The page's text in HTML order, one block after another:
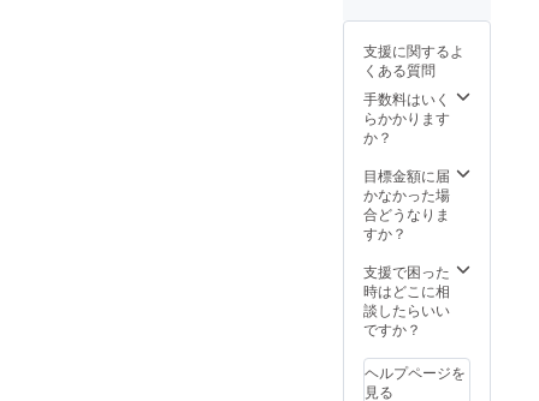
が遅れ
る場合
ます。
※備考欄
ト数の
記入を
お願い
大上限
数まで
の発送
となり
ます。
の月末
です。
のリ
ターン
が含ま
れてい
ます。
使用部
材の供
給状
況、製
造工程
上の都
後、ス
タッフ
連絡差
し上げ
プロ
ジェク
ト終了
内に配
送 配送
料は無
料で
す。 ※
国内配
の読み
聞かせ
・家族
でのお
プレゼ
ントと
して ・
園・幼
稚園へ
の寄贈
🏢絵本
に企業
名記載
株式会
社水野
製菓 🔴
活用方
法 ・お
子様と
タイム
・家族
でのお
プレゼ
ントと
して ・
地域の
保育
園・幼
後、約
2ヶ月以
内に順
次配送
予定。
※国内配
ます。
※お届け
日は
定」月
の月末
です。
※こちら
ターン
衛生
的、子
どもか
ら大人
まで安
心して
食品衛
生協会
HACCP
料】 含
蜜糖(国
内製
造)、黒
砂糖、
力で」
を超え
たメッ
セージ
性も込
🔴ふ菓
子の特
徴 黒糖
用した
日本一
の出荷
量を誇
子。 個
包装で
本は付
ん。 🔴
ふ菓子
の特徴
黒糖を
たっぷ
した日
本一の
出荷量
を誇る
子。 個
包装で
衛生
的、子
ら大人
まで安
支援に関するよ
くある質問
手数料はいく
らかかります
か？
目標金額に届
かなかった場
合どうなりま
すか？
支援で困った
時はどこに相
談したらいい
ですか？
ヘルプページを
見る